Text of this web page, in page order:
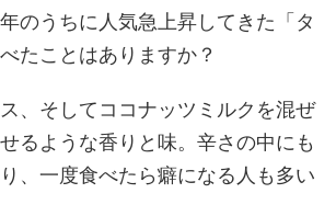
のうちに人気急上昇してきた「タ
たことはありますか？
、そしてココナッツミルクを混ぜ
るような香りと味。辛さの中にも
、一度食べたら癖になる人も多い